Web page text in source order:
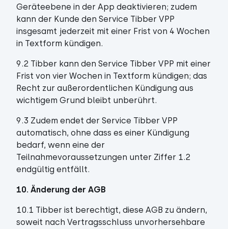
Geräteebene in der App deaktivieren; zudem
kann der Kunde den Service Tibber VPP
insgesamt jederzeit mit einer Frist von 4 Wochen
in Textform kündigen.
9.2 Tibber kann den Service Tibber VPP mit einer
Frist von vier Wochen in Textform kündigen; das
Recht zur außerordentlichen Kündigung aus
wichtigem Grund bleibt unberührt.
9.3 Zudem endet der Service Tibber VPP
automatisch, ohne dass es einer Kündigung
bedarf, wenn eine der
Teilnahmevoraussetzungen unter Ziffer 1.2
endgültig entfällt.
10. Änderung der AGB
10.1 Tibber ist berechtigt, diese AGB zu ändern,
soweit nach Vertragsschluss unvorhersehbare